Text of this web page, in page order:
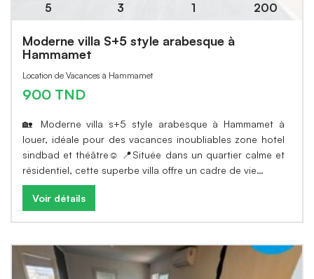
5 3 1 200
Moderne villa S+5 style arabesque à
Hammamet
Location de Vacances à Hammamet
900 TND
🏡 Moderne villa s+5 style arabesque à Hammamet à
louer, idéale pour des vacances inoubliables zone hotel
sindbad et théâtre☺️ 📍Située dans un quartier calme et
résidentiel, cette superbe villa offre un cadre de vie…
Voir détails